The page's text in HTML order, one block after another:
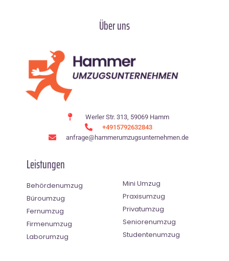
Über uns
Werler Str. 313, 59069 Hamm
+4915792632843
anfrage@hammerumzugsunternehmen.de
Leistungen
Behördenumzug
Büroumzug
Fernumzug
Firmenumzug
Laborumzug
Mini Umzug
Praxisumzug
Privatumzug
Seniorenumzug
Studentenumzug